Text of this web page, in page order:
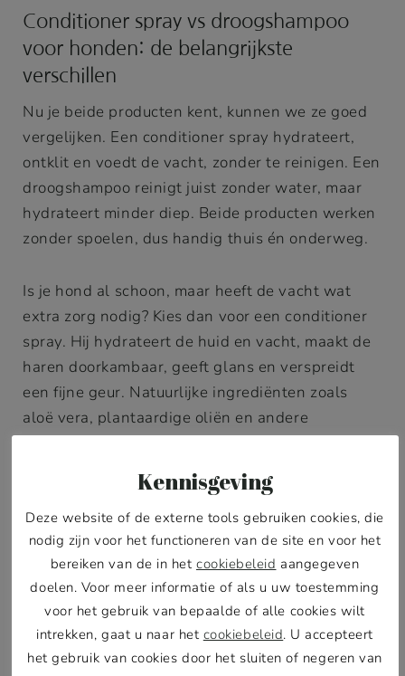
Conditioner spray vs droogshampoo
voor honden: de belangrijkste
verschillen
Nu je beide producten kent, kunnen we ze goed
vergelijken. Een conditioner spray hydrateert,
ontklit en voedt de vacht, zonder te reinigen. Een
droogshampoo reinigt juist zonder water, maar
hydrateert minder diep. Beide producten werken
zonder spoelen, dus handig thuis én onderweg.
Is je hond al schoon, maar heeft de vacht wat
extra zorg nodig? Kies dan voor een conditioner
spray. Hij hydrateert de huid en vacht, maakt de
haren doorkambaar, geeft glans en verspreidt
een fijne geur. Natuurlijke ingrediënten zoals
aloë vera, plantaardige oliën en andere
Wil je de vacht beter schoonmaken zonder een
volledige wasbeurt? Dan is een droogshampoo
precies wat je zoekt. Hij absorbeert vuil, zorgt
voor een milde reiniging en laat de vacht beter
achter dan ervoor, schoon en fris, zonder dat je
hond wordt gewassen.
Kennisgeving
Deze website of de externe tools gebruiken cookies, die
nodig zijn voor het functioneren van de site en voor het
bereiken van de in het cookiebeleid aangegeven
doelen. Voor meer informatie of als u uw toestemming
voor het gebruik van bepaalde of alle cookies wilt
intrekken, gaat u naar het cookiebeleid. U accepteert
het gebruik van cookies door het sluiten of negeren van